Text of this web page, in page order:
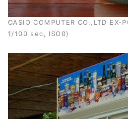
CASIO COMPUTER CO.,LTD
1/100 sec, ISO0)